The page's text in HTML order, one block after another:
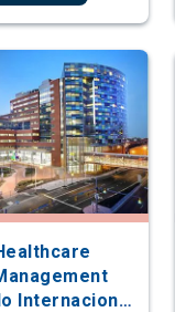
Internacional